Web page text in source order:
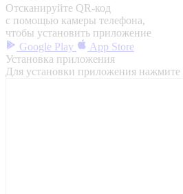
Отсканируйте QR-код
с помощью камеры телефона,
чтобы установить приложение
Google Play
App Store
Установка приложения
Для установки приложения нажмите